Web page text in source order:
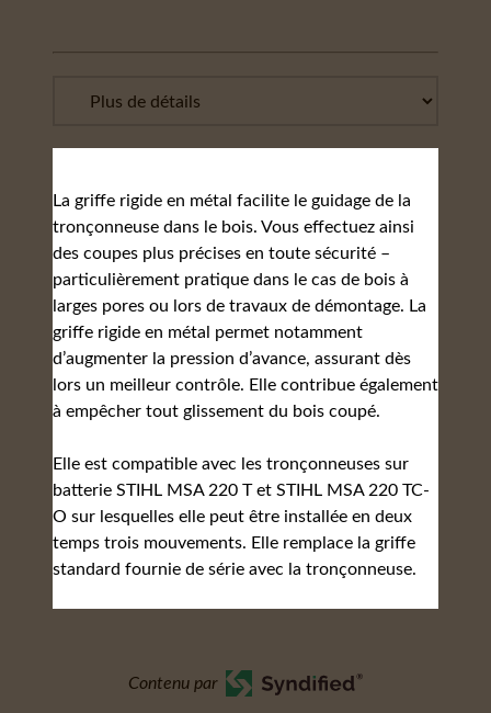
La griffe rigide en métal facilite le guidage de la
tronçonneuse dans le bois. Vous effectuez ainsi
des coupes plus précises en toute sécurité –
particulièrement pratique dans le cas de bois à
larges pores ou lors de travaux de démontage. La
griffe rigide en métal permet notamment
d’augmenter la pression d’avance, assurant dès
lors un meilleur contrôle. Elle contribue également
à empêcher tout glissement du bois coupé.
Elle est compatible avec les tronçonneuses sur
batterie STIHL MSA 220 T et STIHL MSA 220 TC-
O sur lesquelles elle peut être installée en deux
temps trois mouvements. Elle remplace la griffe
standard fournie de série avec la tronçonneuse.
Contenu par